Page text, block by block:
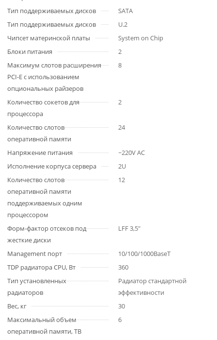
Тип поддерживаемых дисков
SATA
Тип поддерживаемых дисков
U.2
Чипсет материнской платы
System on Chip
Блоки питания
2
Максимум слотов расширения
PCI-E с использованием
опциональных райзеров
8
Количество сокетов для
процессора
2
Количество слотов
оперативной памяти
24
Напряжение питания
~220V AC
Исполнение корпуса сервера
2U
Количество слотов
оперативной памяти
поддерживаемых одним
процессором
12
Форм-фактор отсеков под
жесткие диски
LFF 3,5"
Management порт
10/100/1000BaseT
TDP радиатора CPU, Вт
360
Тип установленных
радиаторов
Радиатор стандартной
эффективности
Вес, кг
30
Максимальный объем
оперативной памяти, TB
6